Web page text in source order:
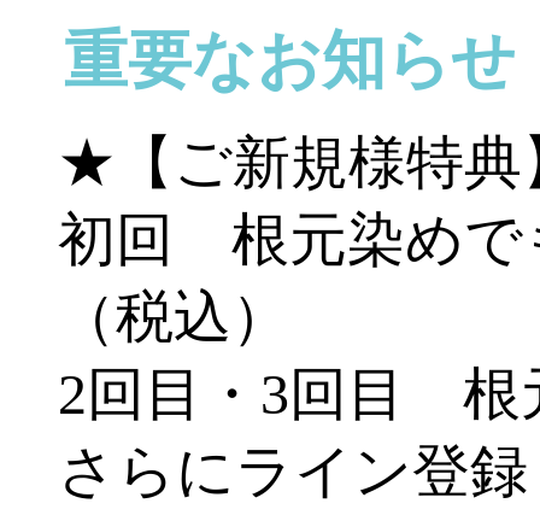
重要なお知らせ
★【ご新規様特
初回 根元染めで
（税込）
2回目・3回目 根
さらにライン登